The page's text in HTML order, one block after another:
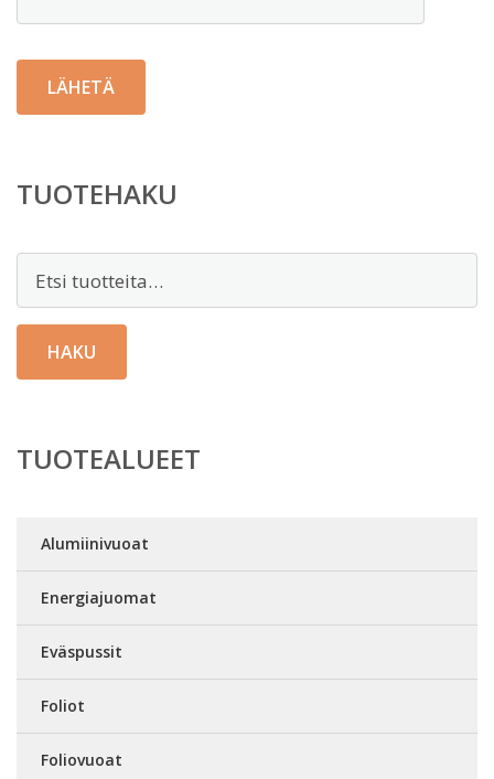
TUOTEHAKU
HAKU
TUOTEALUEET
Alumiinivuoat
Energiajuomat
Eväspussit
Foliot
Foliovuoat